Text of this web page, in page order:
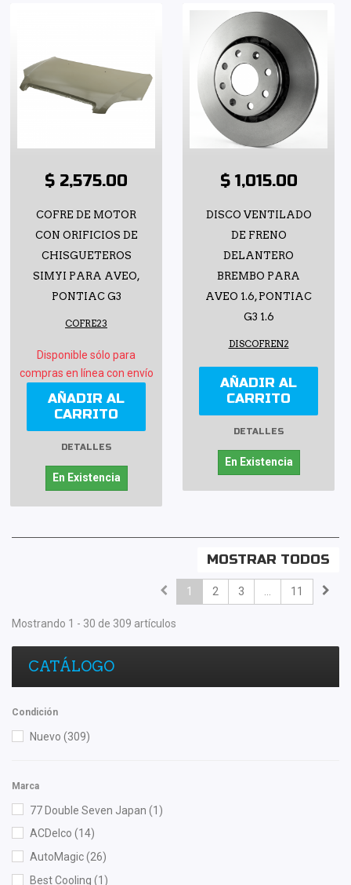
$ 2,575.00
COFRE DE MOTOR
CON ORIFICIOS DE
CHISGUETEROS
SIMYI PARA AVEO,
PONTIAC G3
COFRE23
Disponible sólo para
compras en línea con envío
AÑADIR AL
CARRITO
DETALLES
En Existencia
$ 1,015.00
DISCO VENTILADO
DE FRENO
DELANTERO
BREMBO PARA
AVEO 1.6, PONTIAC
G3 1.6
DISCOFREN2
AÑADIR AL
CARRITO
DETALLES
En Existencia
MOSTRAR TODOS
1 2 3 11
Mostrando 1 - 30 de 309 artículos
CATÁLOGO
Condición
Nuevo (309)
Marca
77 Double Seven Japan (1)
ACDelco (14)
AutoMagic(26)
Best Cooling (1)